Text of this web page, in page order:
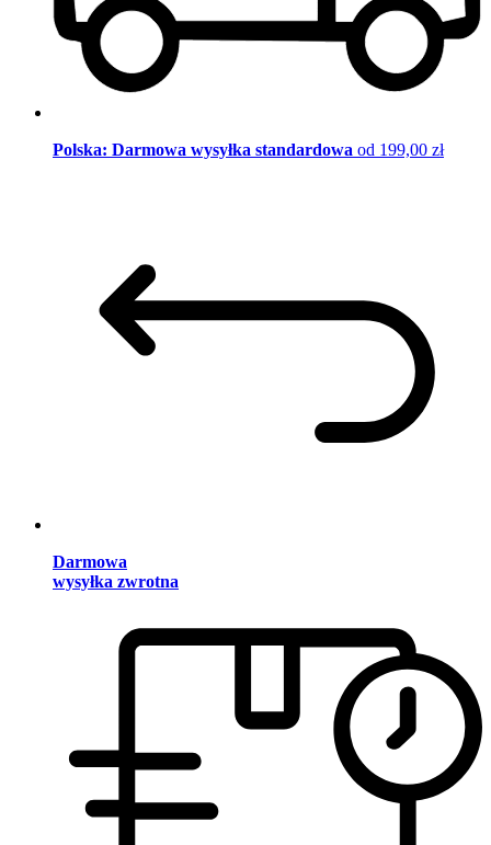
Polska: Darmowa wysyłka standardowa od 199,00 zł
Darmowa
wysyłka zwrotna